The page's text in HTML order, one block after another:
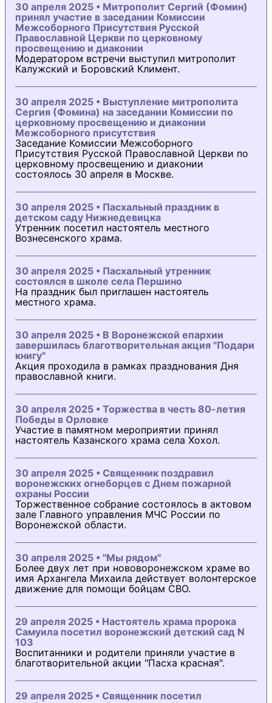
30 апреля 2025 • Митрополит Сергий (Фомин)
принял участие в заседании Комиссии
Межсоборного Присутствия Русской
Православной Церкви по церковному
просвещению и диаконии
Модератором встречи выступил митрополит
Калужский и Боровский Климент.
30 апреля 2025 • Выступление митрополита
Сергия (Фомина) на заседании Комиссии по
церковному просвещению и диаконии
Межсоборного присутствия
Заседание Комиссии Межсоборного
Присутствия Русской Православной Церкви по
церковному просвещению и диаконии
состоялось 30 апреля в Москве.
30 апреля 2025 • Пасхальный праздник в
детском саду Нижнедевицка
Утренник посетил настоятель местного
Вознесенского храма.
30 апреля 2025 • Пасхальный утренник
состоялся в школе села Першино
На праздник был приглашен настоятель
местного храма.
30 апреля 2025 • В Воронежской епархии
завершилась благотворительная акция "Подари
книгу"
Акция проходила в рамках празднования Дня
православной книги.
30 апреля 2025 • Торжества в честь 80-летия
Победы в Орловке
Участие в памятном мероприятии принял
настоятель Казанского храма села Хохол.
30 апреля 2025 • Священник поздравил
воронежских огнеборцев с Днем пожарной
охраны России
Торжественное собрание состоялось в актовом
зале Главного управления МЧС России по
Воронежской области.
30 апреля 2025 • "Мы рядом"
Более двух лет при нововоронежском храме во
имя Архангела Михаила действует волонтерское
движение для помощи бойцам СВО.
29 апреля 2025 • Настоятель храма пророка
Самуила посетил воронежский детский сад N
103
Воспитанники и родители приняли участие в
благотворительной акции "Пасха красная".
29 апреля 2025 • Священник посетил